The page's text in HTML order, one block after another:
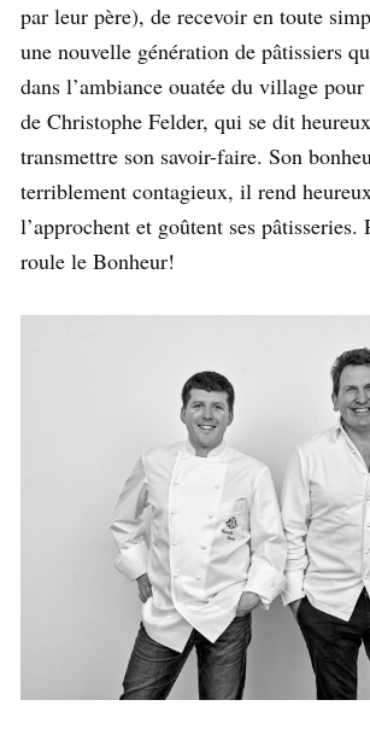
par leur père), de recevoir en toute
une nouvelle génération de pâtissiers
dans l’ambiance ouatée du village
de Christophe Felder, qui se dit
transmettre son savoir-faire. Son
terriblement contagieux, il rend
l’approchent et goûtent ses pâtisseries.
roule le Bonheur!